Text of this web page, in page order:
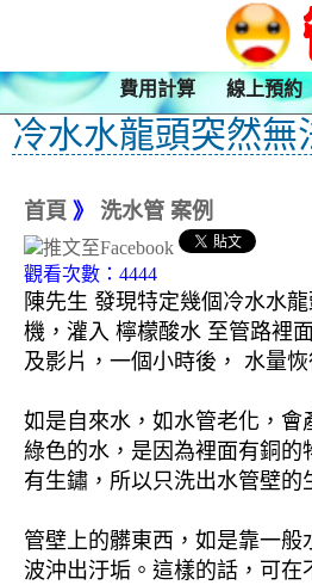
費用計算 線上預約
冷水水龍頭突然無
首頁 》 洗水管 案例
觀看次數：4444
陳先生 發現特定幾個冷水水
機，灌入 檸檬酸水 至管路裡
及影片，一個小時後， 水量
如是自來水，如水管老化，
綠色的水，是因為裡面有銅
有生鏽，所以只洗出水管壁的
管壁上的髒東西，如是靠一
波沖出汙垢。這樣的話，可在